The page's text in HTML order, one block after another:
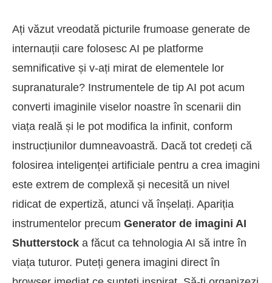
Ați văzut vreodată picturile frumoase generate de
internauții care folosesc AI pe platforme
semnificative și v-ați mirat de elementele lor
supranaturale? Instrumentele de tip AI pot acum
converti imaginile viselor noastre în scenarii din
viața reală și le pot modifica la infinit, conform
instrucțiunilor dumneavoastră. Dacă tot credeți că
folosirea inteligenței artificiale pentru a crea imagini
este extrem de complexă și necesită un nivel
ridicat de expertiză, atunci vă înșelați. Apariția
instrumentelor precum Generator de imagini AI
Shutterstock a făcut ca tehnologia AI să intre în
viața tuturor. Puteți genera imagini direct în